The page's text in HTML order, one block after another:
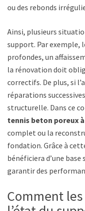
ou des rebonds
Ainsi, plusieurs
support. Par exemple,
profondes, un
la rénovation doit
correctifs. De plus, si
réparations
structurelle. Dans ce
tennis beton poreux
complet ou la
fondation. Grâce à
bénéficiera d’une
garantir des
Comment